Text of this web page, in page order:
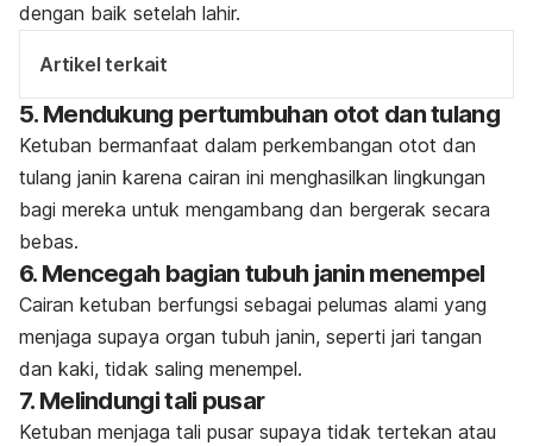
dengan baik setelah lahir.
Artikel terkait
5. Mendukung pertumbuhan otot dan tulang
Ketuban bermanfaat dalam perkembangan otot dan
tulang janin karena cairan ini menghasilkan lingkungan
bagi mereka untuk mengambang dan bergerak secara
bebas.
6. Mencegah bagian tubuh janin menempel
Cairan ketuban berfungsi sebagai pelumas alami yang
menjaga supaya organ tubuh janin, seperti jari tangan
dan kaki, tidak saling menempel.
7. Melindungi tali pusar
Ketuban menjaga tali pusar supaya tidak tertekan atau